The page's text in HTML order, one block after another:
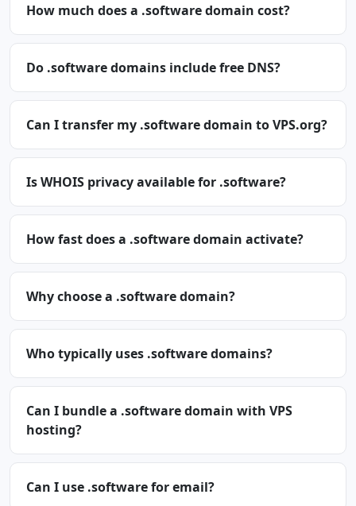
How much does a .software domain cost?
Do .software domains include free DNS?
Can I transfer my .software domain to VPS.org?
Is WHOIS privacy available for .software?
How fast does a .software domain activate?
Why choose a .software domain?
Who typically uses .software domains?
Can I bundle a .software domain with VPS
hosting?
Can I use .software for email?